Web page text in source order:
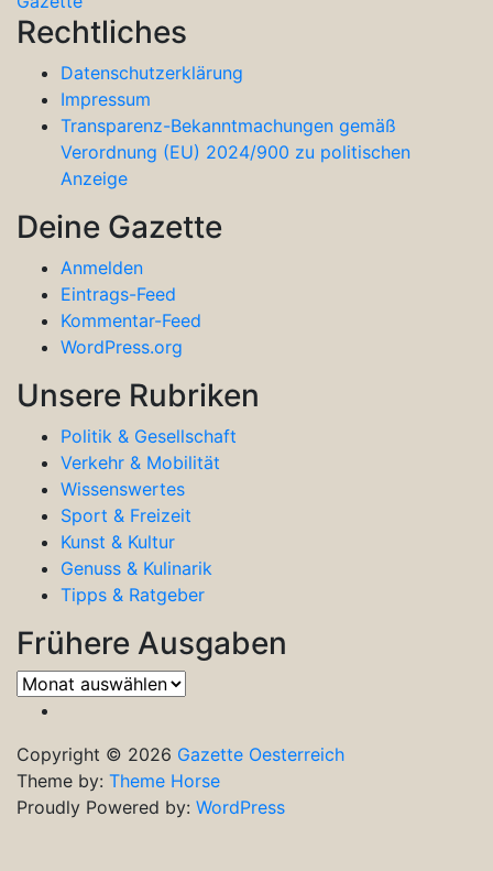
Rechtliches
Datenschutzerklärung
Impressum
Transparenz-Bekanntmachungen gemäß
Verordnung (EU) 2024/900 zu politischen
Anzeige
Deine Gazette
Anmelden
Eintrags-Feed
Kommentar-Feed
WordPress.org
Unsere Rubriken
Politik & Gesellschaft
Verkehr & Mobilität
Wissenswertes
Sport & Freizeit
Kunst & Kultur
Genuss & Kulinarik
Tipps & Ratgeber
Frühere Ausgaben
Frühere
Ausgaben
Copyright © 2026 Gazette Oesterreich
Theme by: Theme Horse
Proudly Powered by: WordPress